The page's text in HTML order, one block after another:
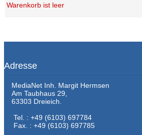
Warenkorb ist leer
Adresse
MediaNet Inh. Margit Hermsen
Am Taubhaus 29,
63303 Dreieich.
Tel. : +49 (6103) 697784
Fax. : +49 (6103) 697785